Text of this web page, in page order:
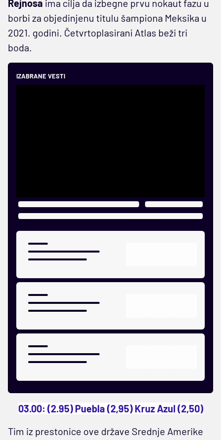
Rejnosa ima cilja da izbegne prvu nokaut fazu u
borbi za objedinjenu titulu šampiona Meksika u
2021. godini. Četvrtoplasirani Atlas beži tri
boda.
IZABRANE VESTI
03.00: (2.95) Puebla (2,95) Kruz Azul (2,50)
Tim iz prestonice ove države Srednje Amerike